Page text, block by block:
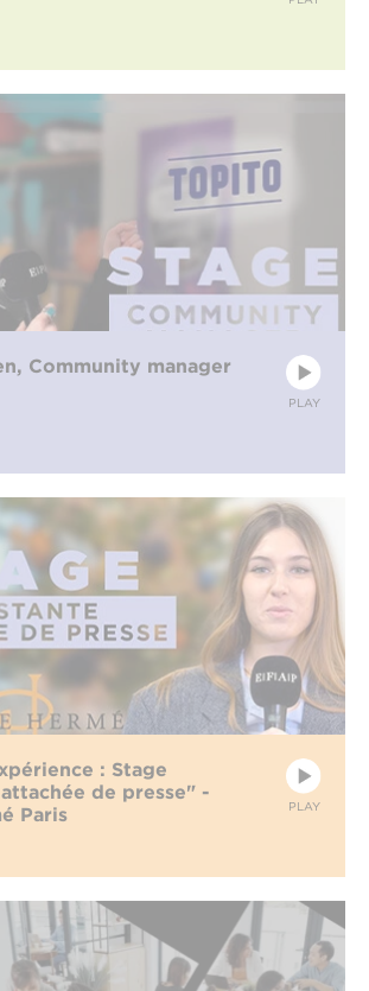
PLAY
Community manager
PLAY
: Stage
de presse" -
Paris